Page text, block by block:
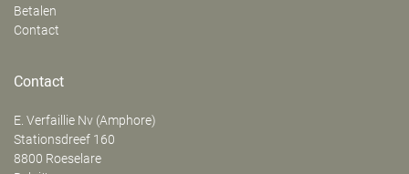
Betalen
Contact
Contact
E. Verfaillie Nv (Amphore)
‍Stationsdreef 160
8800 Roeselare